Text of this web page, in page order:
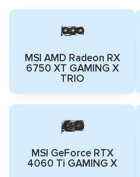
MSI AMD Radeon RX
6750 XT GAMING X
TRIO
MSI GeForce RTX
4060 Ti GAMING X